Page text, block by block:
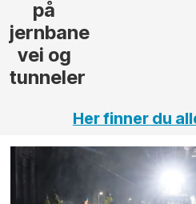
Her finner du